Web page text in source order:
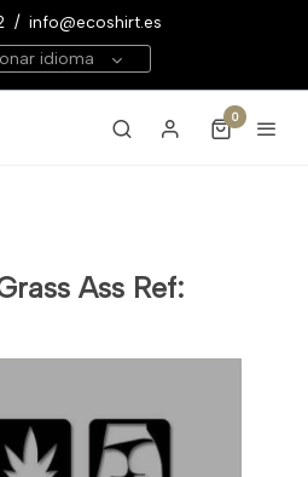
/ info@ecoshirt.es
idioma
0
Ass Ref: